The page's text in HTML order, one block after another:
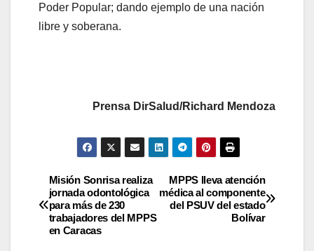
Poder Popular; dando ejemplo de una nación
libre y soberana.
Prensa DirSalud/Richard Mendoza
MPPS lleva atención
médica al componente
del PSUV del estado
Bolívar
Misión Sonrisa realiza
jornada odontológica
para más de 230
trabajadores del MPPS
en Caracas